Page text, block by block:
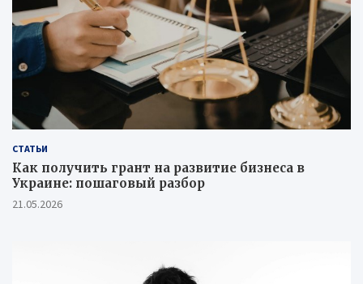
СТАТЬИ
Как получить грант на развитие бизнеса в
Украине: пошаговый разбор
21.05.2026